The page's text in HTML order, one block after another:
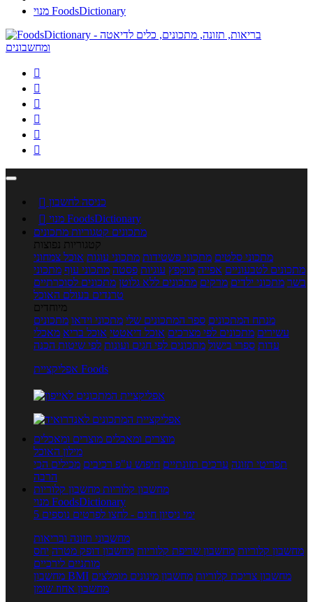
מנוי FoodsDictionary






 כניסה לחשבון

מנוי FoodsDictionary
מתכונים קטגוריות מתכונים
קטגוריות נפוצות
מתכוני סלטים מתכוני פשטידות מתכוני עוגות אוכל צמחוני
מתכונים לטבעוניים אפייה מוקפץ עוגיות פסטה מתכוני עוף מתכוני
בשר מתכוני ילדים מרקים מתכונים ללא גלוטן מתכונים לסוכרתיים
טרנדים בעולם האוכל
מיוחדים
מנתח המתכונים ספר המתכונים שלי מתכוני וידאו מתכונים
עשירים מתכונים לפי מצרכים אוכל דיאטטי אוכל בריא מאכלי
עדות ספרי בישול מתכונים לפי חגים ועונות לפי שיטות הכנה
אפליקציית Foods
מוצרים ומאכלים מוצרים ומאכלים
מילון האוכל
תפריטי תזונה ערכים תזונתיים חיפוש ע"פ רכיבים מכילים הכי
הרבה
מחשבון קלוריות מחשבון קלוריות
מנוי FoodsDictionary
5 ימי ניסיון חינם - לחצו לפרטים נוספים
מחשבוני תזונה ובריאות
מחשבון קלוריות מחשבון שריפת קלוריות מחשבון דופק מטרה יחס
מותניים לירכיים
מחשבון BMI
מחשבון צריכת קלוריות מחשבון מינונים מומלצים
מחשבון אחוז שומן